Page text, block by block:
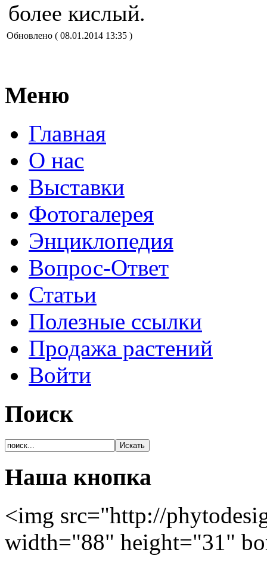
более кислый.
Обновлено ( 08.01.2014 13:35 )
Меню
Главная
О нас
Выставки
Фотогалерея
Энциклопедия
Вопрос-Ответ
Статьи
Полезные ссылки
Продажа растений
Войти
Поиск
Наша кнопка
<img src="http://
width="88" height="31"